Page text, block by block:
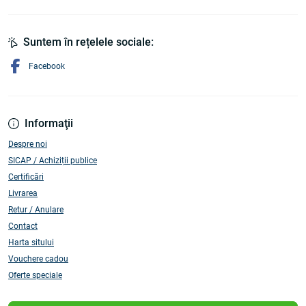
Informaţii
Despre noi
SICAP / Achiziții publice
Certificări
Livrarea
Retur / Anulare
Contact
Harta sitului
Vouchere cadou
Oferte speciale
Suntem în rețelele sociale:
Facebook